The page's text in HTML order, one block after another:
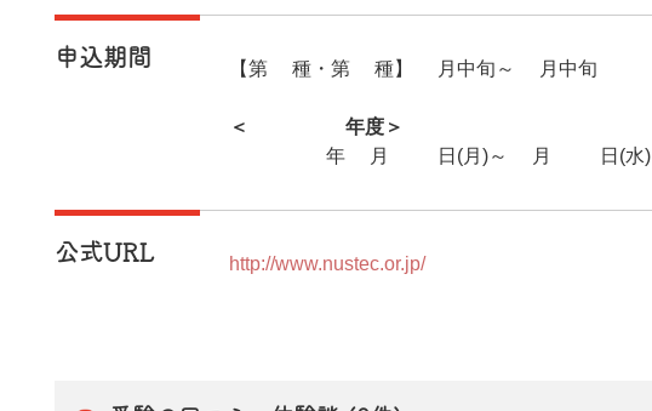
申込期間 【第1種・第2種】5月中旬～6月中旬
＜2026年度＞
2026年5月25日(月)～6月24日(水)
公式URL http://www.nustec.or.jp/